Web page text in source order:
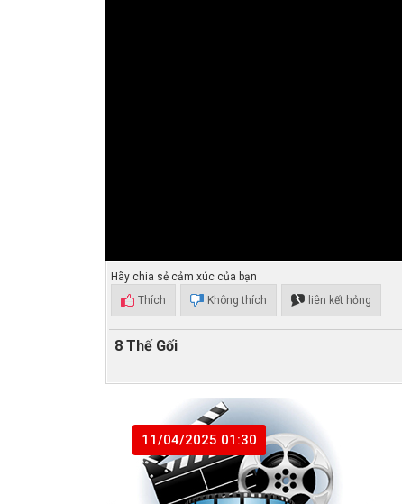
Hãy chia sẻ cảm xúc của bạn
Thích
Không thích liên kết hỏng
8 Thế Gối
11/04/2025 01:30